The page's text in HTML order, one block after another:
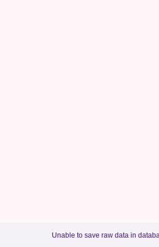
Unable to save raw data in